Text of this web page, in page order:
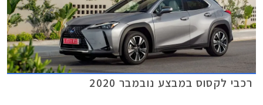
רכבי לקסוס במבצע נובמבר 2020